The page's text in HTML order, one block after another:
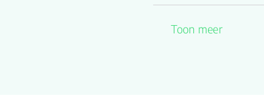
Soort vloer
Toon meer